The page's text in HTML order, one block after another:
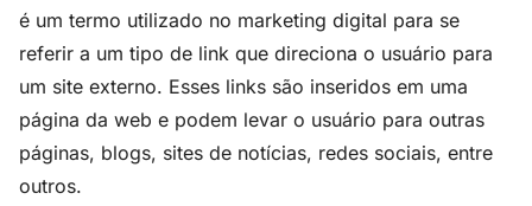
é um termo utilizado no marketing digital para se
referir a um tipo de link que direciona o usuário para
um site externo. Esses links são inseridos em uma
página da web e podem levar o usuário para outras
páginas, blogs, sites de notícias, redes sociais, entre
outros.